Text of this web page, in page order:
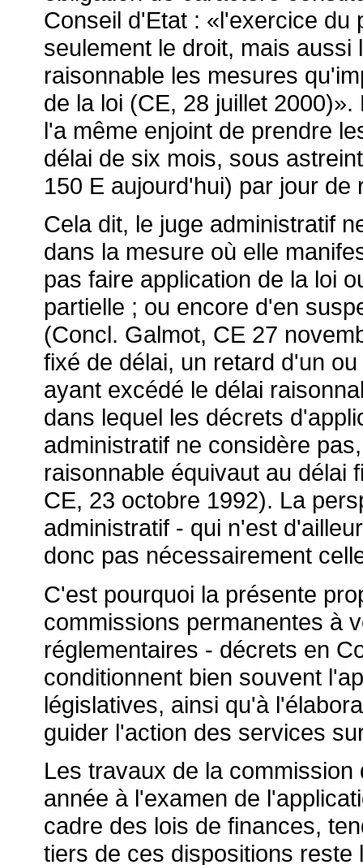
Conseil d'Etat : «l'exercice du
seulement le droit, mais
raisonnable les mesures
de la loi (CE, 28 juillet
l'a même enjoint de prendre
délai de six mois, sous
150 E aujourd'hui) par jour de
Cela dit, le juge administratif
dans la mesure où elle
pas faire application de la loi
partielle ; ou encore d'en
(Concl. Galmot, CE 27
fixé de délai, un retard d'un
ayant excédé le délai
dans lequel les décrets
administratif ne considère
raisonnable équivaut au délai
CE, 23 octobre 1992). La
administratif - qui n'est
donc pas nécessairement
C'est pourquoi la présente
commissions permanentes à
réglementaires - décrets en
conditionnent bien souvent
législatives, ainsi qu'à
guider l'action des services
Les travaux de la
année à l'examen de
cadre des lois de finances,
tiers de ces dispositions